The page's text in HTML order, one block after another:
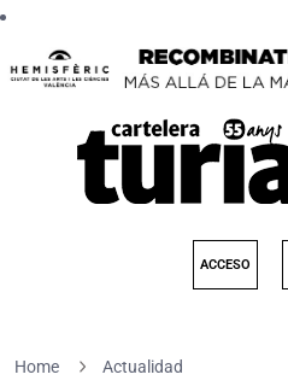
ACCESO
Home Actualidad